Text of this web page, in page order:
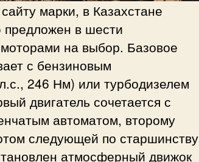
марки, в Казахстане
в шести
на выбор. Базовое
с бензиновым
246 Нм) или турбодизелем
двигатель сочетается с
автоматом, второму
следующей по старшинству
атмосферный движок